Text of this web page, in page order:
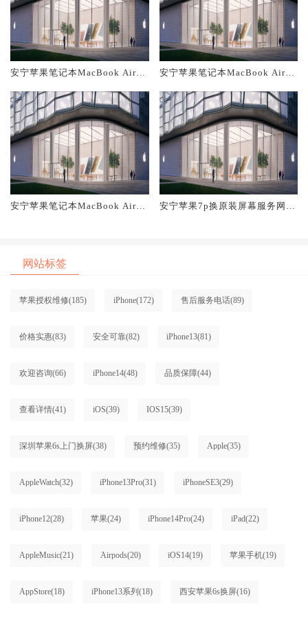
安宁苹果笔记本MacBook Air换
安宁苹果笔记本MacBook Air换
安宁苹果笔记本MacBook Air换
安宁苹果7p换原装屏幕服务网点
网站标签
苹果授权维修(185) iPhone(172) 售后服务电话(89)
价格实惠(83) 安全可靠(82) iPhone13(81)
欢迎咨询(66) iPhone14(48) 品质保障(44)
查看详情(41) iOS(39) IOS15(39)
深圳苹果6s上门换屏(38) 预约维修(35) Apple(35)
AppleWatch(32) iPhone13Pro(31) iPhoneSE3(29)
iPhone12(28) 苹果(24) iPhone14Pro(24) iPad(22)
AppleMusic(21) Airpods(20) iOS14(19) 苹果手机(19)
AppStore(18) iPhone13系列 (18) 西安苹果6s换屏(16)